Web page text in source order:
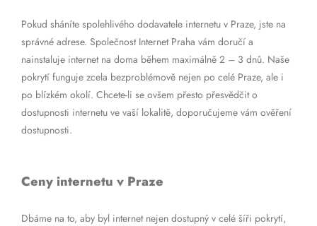
Pokud sháníte spolehlivého dodavatele internetu v Praze, jste na
správné adrese. Společnost Internet Praha vám doručí a
nainstaluje internet na doma během maximálně 2 – 3 dnů. Naše
pokrytí funguje zcela bezproblémově nejen po celé Praze, ale i
po blízkém okolí. Chcete-li se ovšem přesto přesvědčit o
dostupnosti internetu ve vaší lokalitě, doporučujeme vám ověření
dostupnosti.
Ceny internetu v Praze
Dbáme na to, aby byl internet nejen dostupný v celé šíři pokrytí,